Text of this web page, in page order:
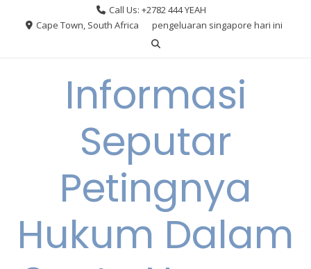
Call Us: +2782 444 YEAH
Cape Town, South Africa
pengeluaran singapore hari ini
Informasi
Seputar
Petingnya
Hukum Dalam